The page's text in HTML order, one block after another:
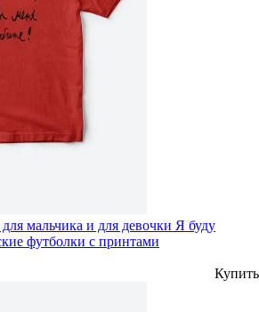
мальчика и для девочки Я буду
футболки с принтами
Купить